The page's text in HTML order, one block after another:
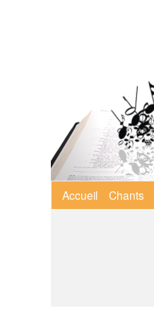
Menu
principal
Accueil Chants